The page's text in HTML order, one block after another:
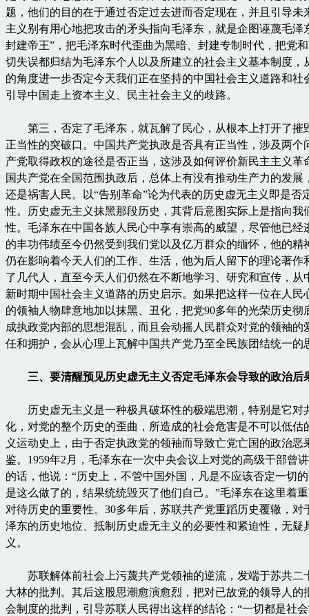
题，他们的目的在于通过否定过去进而否定现在，并且引导未
主义别有用心地把攻击的矛头指向毛泽东，就是企图诬蔑毛泽
封建帝王”，把毛泽东时代歪曲为黑暗、封建专制时代，把党
切失误都归结为毛泽东个人以及所建立的社会主义基本制度，
的角度进一步否定今天我们正在坚持的中国社会主义道路和社
引导中国走上资本主义、民主社会主义的歧路。
第三，否定了毛泽东，就瓦解了民心，从根本上打开了摧
正当性的突破口。中国共产党执政是否具有正当性，涉及两个
产党取得政权的途径是否正当，这涉及如何评价新民主主义革
国共产党在全国范围执政后，总体上有没有推动生产力的发展
还是祸害人民。以“告别革命”论为代表的历史虚无主义即是否
性。历史虚无主义抹黑那段历史，其背后意图实际上是指向我
性。毛泽东在中国各族人民心中享有崇高的威望，尽管他已经
的丰功伟绩至今仍然受到我们党以及亿万群众的缅怀，他的精
仍在影响着今天人们的工作、生活，他为后人留下的理论著作
了几代人，直至今天人们仍然在不断地学习、研究和宣传，从
新时期中国社会主义道路的历史启示。如果把这样一位在人民
的领袖人物肆意地加以抹黑、丑化，把党90多年的光荣历史彻
成执政党内部的思想混乱，而且会动摇人民群众对党的领袖的
任和拥护，会从心理上瓦解中国共产党乃至全民族团结统一的
三、要清醒预见历史虚无主义否定毛泽东会导致的政治后
历史虚无主义是一种极具破坏性的极端思潮，特别是它对
化，对党的整个历史的歪曲，所造成的社会危害是不可以低估
义运动史上，由于否定执政党的领袖而导致亡党亡国的政治恶
鉴。1959年2月，毛泽东在一次中央会议上对党的高级干部曾
的话，他说：“历史上，不管中国外国，凡是不应该否定一切
是这么做了的，结果统统毁灭了他们自己。”毛泽东在这里着
对待历史的重要性。30多年后，苏联共产党重蹈历史覆辙，对
泽东的历史地位、抵制历史虚无主义的必要性和紧迫性，无疑
义。
苏联解体前社会上污蔑共产党领袖的逆流，发端于苏共二
大林的批判。其后这股思潮愈演愈烈，把对已故党的领导人的
会制度的批判，引导苏联人民得出这样的结论：“一切都是社